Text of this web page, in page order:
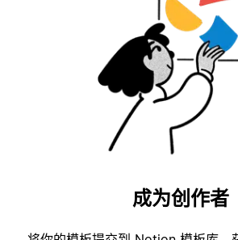
成为创作者